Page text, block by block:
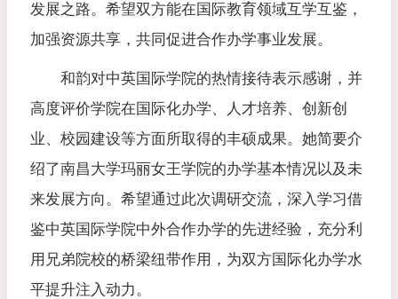
发展之路。希望双方能在国际教育领域互学互鉴，
加强资源共享，共同促进合作办学事业发展。
和韵对中英国际学院的热情接待表示感谢，并
高度评价学院在国际化办学、人才培养、创新创
业、校园建设等方面所取得的丰硕成果。她简要介
绍了南昌大学玛丽女王学院的办学基本情况以及未
来发展方向。希望通过此次调研交流，深入学习借
鉴中英国际学院中外合作办学的先进经验，充分利
用兄弟院校的桥梁纽带作用，为双方国际化办学水
平提升注入动力。